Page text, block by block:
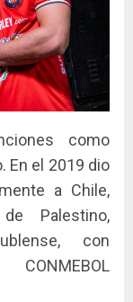
como
En el 2019 dio
a Chile,
Palestino,
con